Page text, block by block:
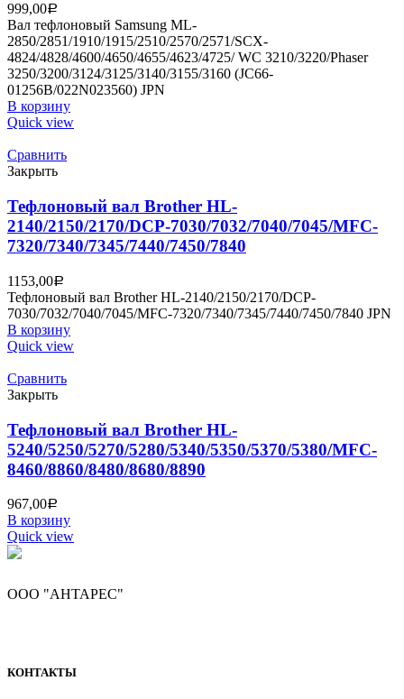
999,00Р
Вал тефлоновый Samsung ML-
2850/2851/1910/1915/2510/2570/2571/SCX-
4824/4828/4600/4650/4655/4623/4725/ WC 3210/3220/Phaser
3250/3200/3124/3125/3140/3155/3160 (JC66-
01256B/022N023560) JPN
В корзину
Quick view
Сравнить
Закрыть
Тефлоновый вал Brother HL-
2140/2150/2170/DCP-7030/7032/7040/7045/MFC-
7320/7340/7345/7440/7450/7840
1153,00Р
Тефлоновый вал Brother HL-2140/2150/2170/DCP-
7030/7032/7040/7045/MFC-7320/7340/7345/7440/7450/7840 JPN
В корзину
Quick view
Сравнить
Закрыть
Тефлоновый вал Brother HL-
5240/5250/5270/5280/5340/5350/5370/5380/MFC-
8460/8860/8480/8680/8890
967,00Р
В корзину
Quick view
ООО "АНТАРЕС"
КОНТАКТЫ